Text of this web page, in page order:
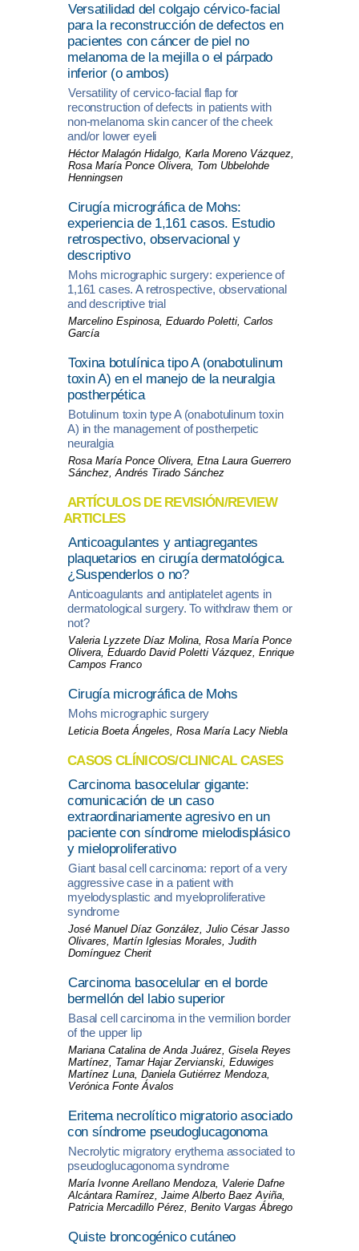
Versatilidad del colgajo cérvico-facial
para la reconstrucción de defectos en
pacientes con cáncer de piel no
melanoma de la mejilla o el párpado
inferior (o ambos)
Versatility of cervico-facial flap for
reconstruction of defects in patients with
non-melanoma skin cancer of the cheek
and/or lower eyeli
Héctor Malagón Hidalgo, Karla Moreno Vázquez,
Rosa María Ponce Olivera, Tom Ubbelohde
Henningsen
Cirugía micrográfica de Mohs:
experiencia de 1,161 casos. Estudio
retrospectivo, observacional y
descriptivo
Mohs micrographic surgery: experience of
1,161 cases. A retrospective, observational
and descriptive trial
Marcelino Espinosa, Eduardo Poletti, Carlos
García
Toxina botulínica tipo A (onabotulinum
toxin A) en el manejo de la neuralgia
postherpética
Botulinum toxin type A (onabotulinum toxin
A) in the management of postherpetic
neuralgia
Rosa María Ponce Olivera, Etna Laura Guerrero
Sánchez, Andrés Tirado Sánchez
ARTÍCULOS DE REVISIÓN/REVIEW
ARTICLES
Anticoagulantes y antiagregantes
plaquetarios en cirugía dermatológica.
¿Suspenderlos o no?
Anticoagulants and antiplatelet agents in
dermatological surgery. To withdraw them or
not?
Valeria Lyzzete Díaz Molina, Rosa María Ponce
Olivera, Eduardo David Poletti Vázquez, Enrique
Campos Franco
Cirugía micrográfica de Mohs
Mohs micrographic surgery
Leticia Boeta Ángeles, Rosa María Lacy Niebla
CASOS CLÍNICOS/CLINICAL CASES
Carcinoma basocelular gigante:
comunicación de un caso
extraordinariamente agresivo en un
paciente con síndrome mielodisplásico
y mieloproliferativo
Giant basal cell carcinoma: report of a very
aggressive case in a patient with
myelodysplastic and myeloproliferative
syndrome
José Manuel Díaz González, Julio César Jasso
Olivares, Martín Iglesias Morales, Judith
Domínguez Cherit
Carcinoma basocelular en el borde
bermellón del labio superior
Basal cell carcinoma in the vermilion border
of the upper lip
Mariana Catalina de Anda Juárez, Gisela Reyes
Martínez, Tamar Hajar Zervianski, Eduwiges
Martínez Luna, Daniela Gutiérrez Mendoza,
Verónica Fonte Ávalos
Eritema necrolítico migratorio asociado
con síndrome pseudoglucagonoma
Necrolytic migratory erythema associated to
pseudoglucagonoma syndrome
María Ivonne Arellano Mendoza, Valerie Dafne
Alcántara Ramírez, Jaime Alberto Baez Aviña,
Patricia Mercadillo Pérez, Benito Vargas Ábrego
Quiste broncogénico cutáneo